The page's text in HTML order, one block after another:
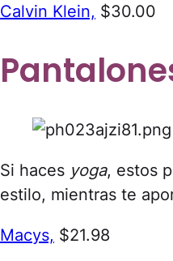
Calvin Klein, $30.00
Si haces yoga, estos
estilo, mientras te
Macys, $21.98